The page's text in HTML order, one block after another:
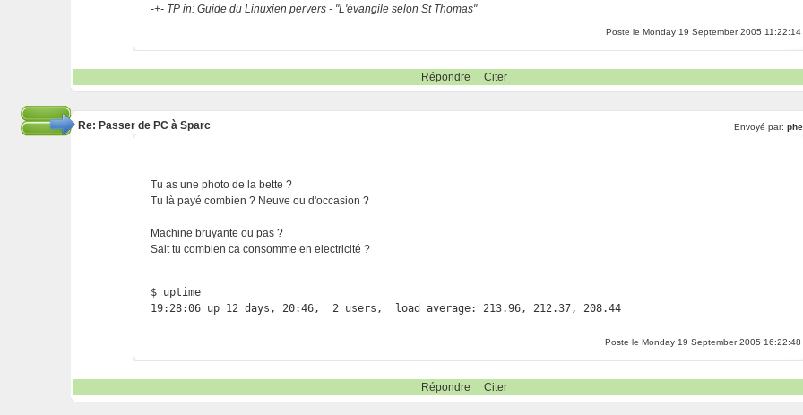
-+- TP in: Guide du Linuxien pervers - "L'évangile selon St Thomas"
Poste le Monday 19 September 2005 11:22:14
Répondre Citer
Re: Passer de PC à Sparc Envoyé par:
Tu as une photo de la bette ?
Tu là payé combien ? Neuve ou d'occasion ?
Machine bruyante ou pas ?
Sait tu combien ca consomme en electricité ?
$ uptime
19:28:06 up 12 days, 20:46,  2 users,  load average: 213.96, 212.37, 208.44
Poste le Monday 19 September 2005 16:22:48
Répondre Citer